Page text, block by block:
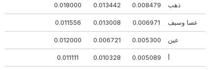
ذهب 0.008479
0.013442
0.018000
عصا وسيف 0.006971
0.013008
0.011556
عين 0.005300
0.006721
0.012000
0.005089
0.010328
0.011111